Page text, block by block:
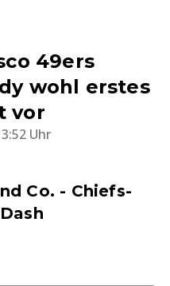
49ers
wohl erstes
vor
Uhr
Co. - Chiefs-